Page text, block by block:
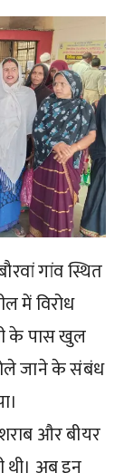
गांव स्थित
में विरोध
के पास खुल
जाने के संबंध
और बीयर